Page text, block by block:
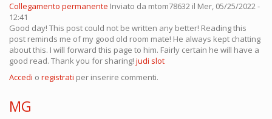
Collegamento permanente Inviato da mtom78632 il Mer, 05/25/2022 -
12:41
Good day! This post could not be written any better! Reading this
post reminds me of my good old room mate! He always kept chatting
about this. I will forward this page to him. Fairly certain he will have a
good read. Thank you for sharing! judi slot
Accedi o registrati per inserire commenti.
MG